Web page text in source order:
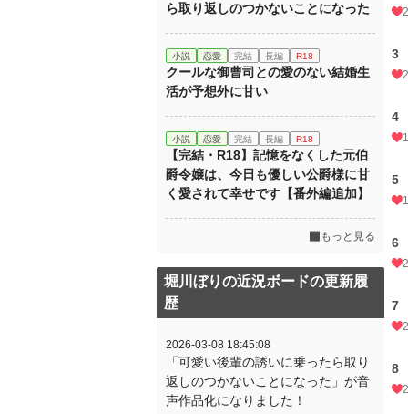
3
4
5
6
2
7
2
8
2
ら取り返しのつかないことになった
小説 恋愛 完結 長編 R18
クールな御曹司との愛のない結婚生
活が予想外に甘い
小説 恋愛 完結 長編 R18
【完結・R18】記憶をなくした元伯
爵令嬢は、今日も優しい公爵様に甘
く愛されて幸せです【番外編追加】
もっと見る
堀川ぼりの近況ボードの更新履
歴
2026-03-08 18:45:08
「可愛い後輩の誘いに乗ったら取り
返しのつかないことになった」が音
声作品化になりました！